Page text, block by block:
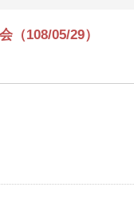
（108/05/29）